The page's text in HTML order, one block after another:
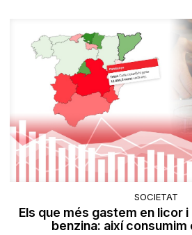
SOCIETAT
Els que més gastem en licor
benzina: així consumim